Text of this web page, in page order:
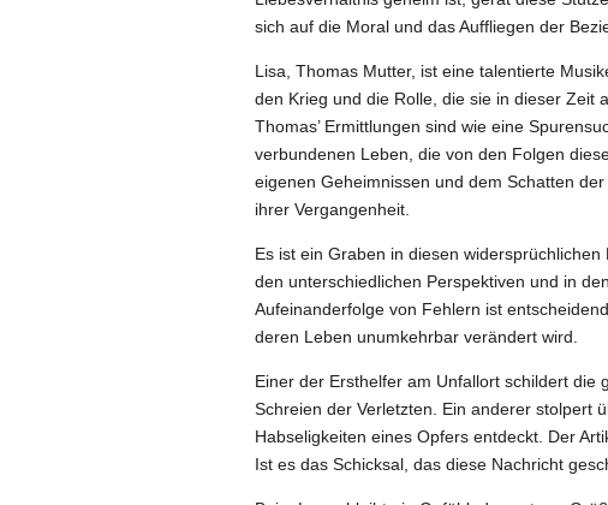
sich auf die Moral und das Auffliegen der
Lisa, Thomas Mutter, ist eine talentierte
den Krieg und die Rolle, die sie in dieser Zeit
Thomas’ Ermittlungen sind wie eine
verbundenen Leben, die von den Folgen
eigenen Geheimnissen und dem Schatten
ihrer Vergangenheit.
Es ist ein Graben in diesen
den unterschiedlichen Perspektiven und in
Aufeinanderfolge von Fehlern ist
deren Leben unumkehrbar verändert wird.
Einer der Ersthelfer am Unfallort schildert die
Schreien der Verletzten. Ein anderer stolpert
Habseligkeiten eines Opfers entdeckt. Der
Ist es das Schicksal, das diese Nachricht